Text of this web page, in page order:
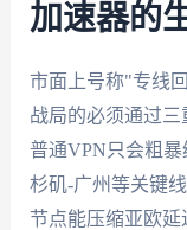
加速器的
市面上号称"专线
战局的必须通过三
普通VPN只会粗
杉矶-广州等关键
节点能压缩亚欧延